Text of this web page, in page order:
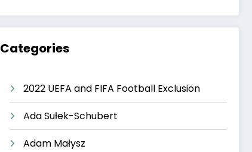
Categories
2022 UEFA and FIFA Football Exclusion
Ada Sułek-Schubert
Adam Małysz